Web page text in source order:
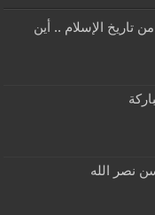
من تاريخ الإسلام .. أين
نصر الله